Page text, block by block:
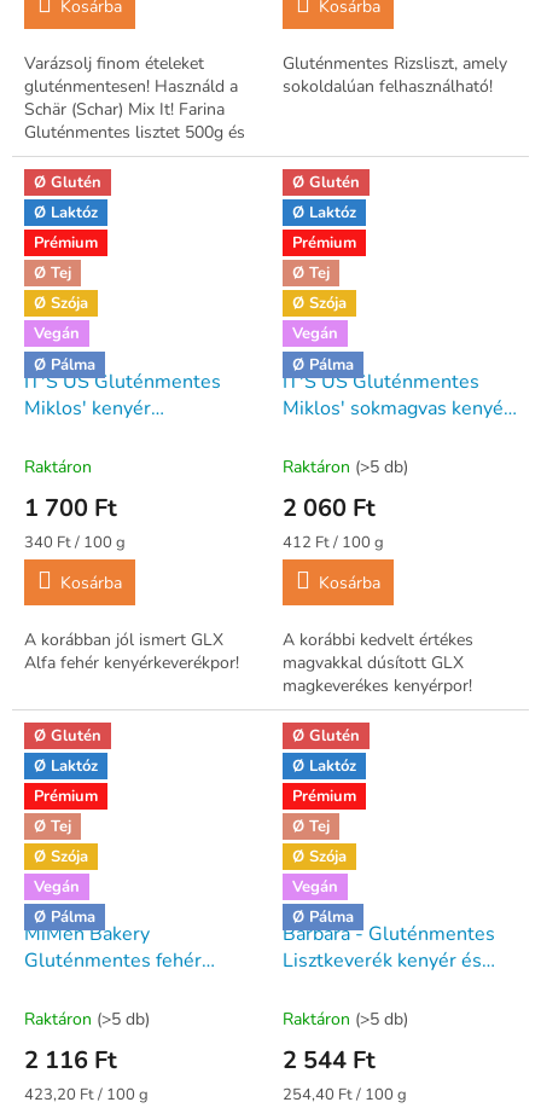
Kosárba
Varázsolj finom ételeket
gluténmentesen! Használd a
Schär (Schar) Mix It! Farina
Gluténmentes lisztet 500g és
élvezd az ízeket!
Kosárba
Gluténmentes Rizsliszt, amely
sokoldalúan felhasználható!
Ø Glutén
Ø Laktóz
Prémium
Ø Tej
Ø Szója
Vegán
Ø Pálma
IT'S US Gluténmentes
Miklos' kenyér
Fehér kenyérpor)
Raktáron
1 700 Ft
Egységár:
340 Ft / 100 g
Kosárba
A korábban jól ismert GLX
Alfa fehér kenyérkeverékpor!
Ø Glutén
Ø Laktóz
Prémium
Ø Tej
Ø Szója
Vegán
Ø Pálma
IT'S US Gluténmentes
Miklos' sokmagvas kenyér
Magkeverékes kenyérpor)
Raktáron (>5 db)
2 060 Ft
Egységár:
412 Ft / 100 g
Kosárba
A korábbi kedvelt értékes
magvakkal dúsított GLX
magkeverékes kenyérpor!
Ø Glutén
Ø Laktóz
Prémium
Ø Tej
Ø Szója
Vegán
Ø Pálma
MiMen Bakery
Gluténmentes fehér
lisztkeverék 500 g
Raktáron (>5 db)
2 116 Ft
Egységár:
423,20 Ft / 100 g
Ø Glutén
Ø Laktóz
Prémium
Ø Tej
Ø Szója
Vegán
Ø Pálma
Barbara - Gluténmentes
Lisztkeverék kenyér és
Raktáron (>5 db)
2 544 Ft
Egységár:
254,40 Ft / 100 g